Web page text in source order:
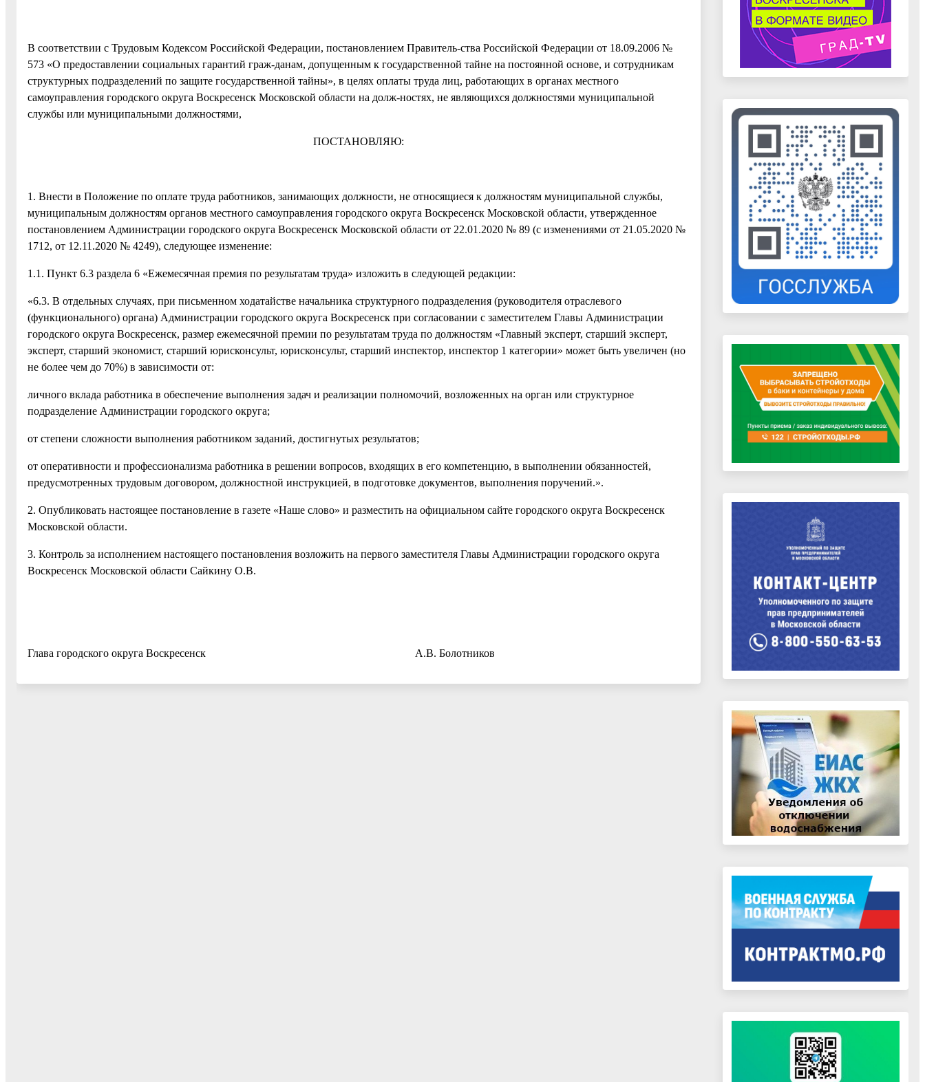
В соответствии с Трудовым Кодексом Российской Федерации, постановлением Правитель-ства Российской Федерации от 18.09.2006 №
573 «О предоставлении социальных гарантий граж-данам, допущенным к государственной тайне на постоянной основе, и сотрудникам
структурных подразделений по защите государственной тайны», в целях оплаты труда лиц, работающих в органах местного
самоуправления городского округа Воскресенск Московской области на долж-ностях, не являющихся должностями муниципальной
службы или муниципальными должностями,
ПОСТАНОВЛЯЮ:
1. Внести в Положение по оплате труда работников, занимающих должности, не относящиеся к должностям муниципальной службы,
муниципальным должностям органов местного самоуправления городского округа Воскресенск Московской области, утвержденное
постановлением Администрации городского округа Воскресенск Московской области от 22.01.2020 № 89 (с изменениями от 21.05.2020 №
1712, от 12.11.2020 № 4249), следующее изменение:
1.1. Пункт 6.3 раздела 6 «Ежемесячная премия по результатам труда» изложить в следующей редакции:
«6.3. В отдельных случаях, при письменном ходатайстве начальника структурного подразделения (руководителя отраслевого
(функционального) органа) Администрации городского округа Воскресенск при согласовании с заместителем Главы Администрации
городского округа Воскресенск, размер ежемесячной премии по результатам труда по должностям «Главный эксперт, старший эксперт,
эксперт, старший экономист, старший юрисконсульт, юрисконсульт, старший инспектор, инспектор 1 категории» может быть увеличен (но
не более чем до 70%) в зависимости от:
личного вклада работника в обеспечение выполнения задач и реализации полномочий, возложенных на орган или структурное
подразделение Администрации городского округа;
от степени сложности выполнения работником заданий, достигнутых результатов;
от оперативности и профессионализма работника в решении вопросов, входящих в его компетенцию, в выполнении обязанностей,
предусмотренных трудовым договором, должностной инструкцией, в подготовке документов, выполнения поручений.».
2. Опубликовать настоящее постановление в газете «Наше слово» и разместить на официальном сайте городского округа Воскресенск
Московской области.
3. Контроль за исполнением настоящего постановления возложить на первого заместителя Главы Администрации городского округа
Воскресенск Московской области Сайкину О.В.
Глава городского округа Воскресенск А.В. Болотников